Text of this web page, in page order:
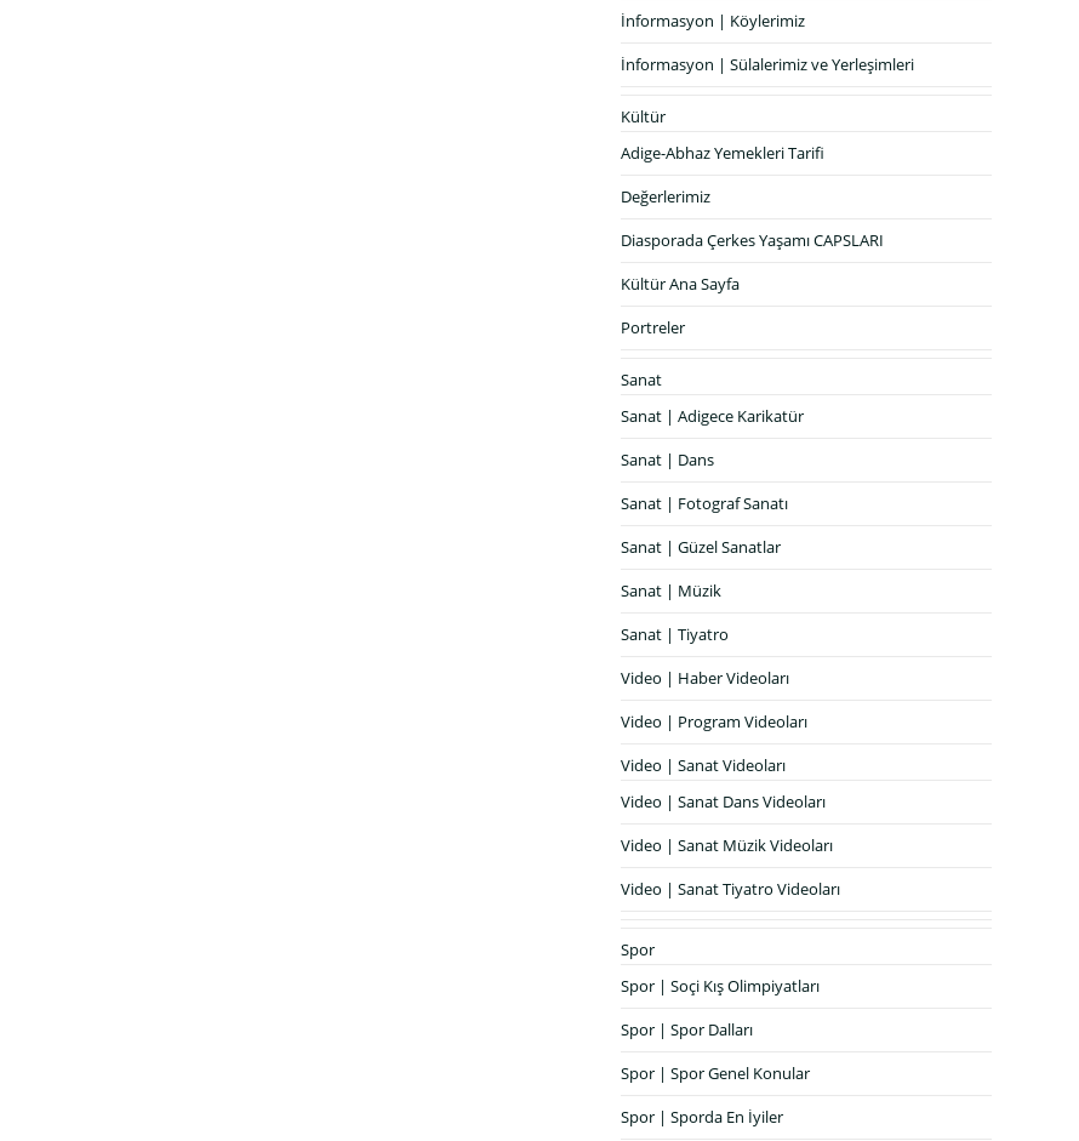
İnformasyon | Köylerimiz
İnformasyon | Sülalerimiz ve Yerleşimleri
Kültür
Adige-Abhaz Yemekleri Tarifi
Değerlerimiz
Diasporada Çerkes Yaşamı CAPSLARI
Kültür Ana Sayfa
Portreler
Sanat
Sanat | Adigece Karikatür
Sanat | Dans
Sanat | Fotograf Sanatı
Sanat | Güzel Sanatlar
Sanat | Müzik
Sanat | Tiyatro
Video | Haber Videoları
Video | Program Videoları
Video | Sanat Videoları
Video | Sanat Dans Videoları
Video | Sanat Müzik Videoları
Video | Sanat Tiyatro Videoları
Spor
Spor | Soçi Kış Olimpiyatları
Spor | Spor Dalları
Spor | Spor Genel Konular
Spor | Sporda En İyiler